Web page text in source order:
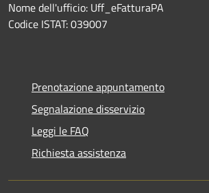
Nome dell'ufficio: Uff_eFatturaPA
Codice ISTAT: 039007
Prenotazione appuntamento
Segnalazione disservizio
Leggi le FAQ
Richiesta assistenza